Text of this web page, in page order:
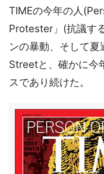
TIMEの今年の人
Protester」(抗議す
ンの暴動、そして
Streetと、確かに今
スであり続けた。